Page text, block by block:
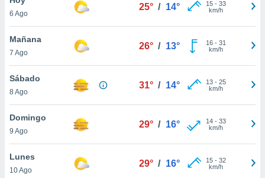
en
más
nuestra
de
6 Ago
25° / 14° 15- 33
km/h
Mañana
7 Ago
26° / 13° 16- 31
km/h
Sábado
8 Ago
31° / 14° 13- 25
km/h
Domingo
9 Ago
29° / 16° 14- 33
km/h
Lunes
10 Ago
29° / 16° 15- 32
km/h